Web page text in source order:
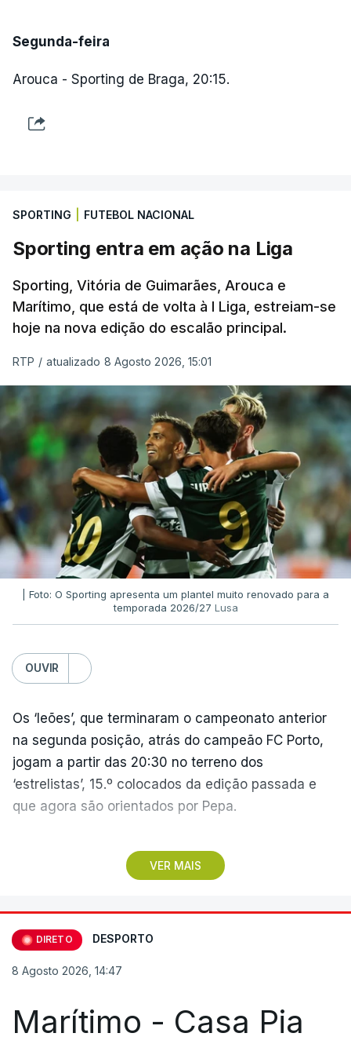
Segunda-feira
Arouca - Sporting de Braga, 20:15.
SPORTING FUTEBOL NACIONAL
Sporting entra em ação na Liga
Sporting, Vitória de Guimarães, Arouca e
Marítimo, que está de volta à I Liga, estreiam-se
hoje na nova edição do escalão principal.
RTP / atualizado 8 Agosto 2026, 15:01
| Foto: O Sporting apresenta um plantel muito renovado para a
temporada 2026/27 Lusa
OUVIR
VER MAIS
Os ‘leões’, que terminaram o campeonato anterior
na segunda posição, atrás do campeão FC Porto,
jogam a partir das 20:30 no terreno dos
‘estrelistas’, 15.º colocados da edição passada e
que agora são orientados por Pepa.
No primeiro encontro do dia, o Marítimo, vencedor
da II Liga, vai assinalar o regresso à 'elite' após
casa (15:30), diante do Casa Pia, formação que
apenas garantiu a manutenção no play-off.
Pelo meio dos jogos na Reboleira e na Madeira, o
duelo entre minhotos e o Arouca (18:00), dois
DIRETO DESPORTO
8 Agosto 2026, 14:47
Marítimo - Casa Pia